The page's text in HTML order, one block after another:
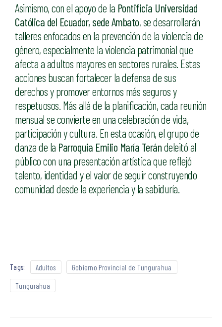
Asimismo, con el apoyo de la Pontificia Universidad
Católica del Ecuador, sede Ambato, se desarrollarán
talleres enfocados en la prevención de la violencia de
género, especialmente la violencia patrimonial que
afecta a adultos mayores en sectores rurales. Estas
acciones buscan fortalecer la defensa de sus
derechos y promover entornos más seguros y
respetuosos. Más allá de la planificación, cada reunión
mensual se convierte en una celebración de vida,
participación y cultura. En esta ocasión, el grupo de
danza de la Parroquia Emilio María Terándeleitó al
público con una presentación artística que reflejó
talento, identidad y el valor de seguir construyendo
comunidad desde la experiencia y la sabiduría.
Tags: Adultos Gobierno Provincial de Tungurahua
Tungurahua